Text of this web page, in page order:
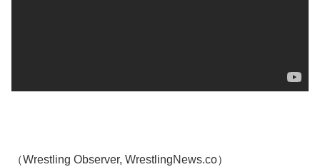
（Wrestling Observer, WrestlingNews.co）